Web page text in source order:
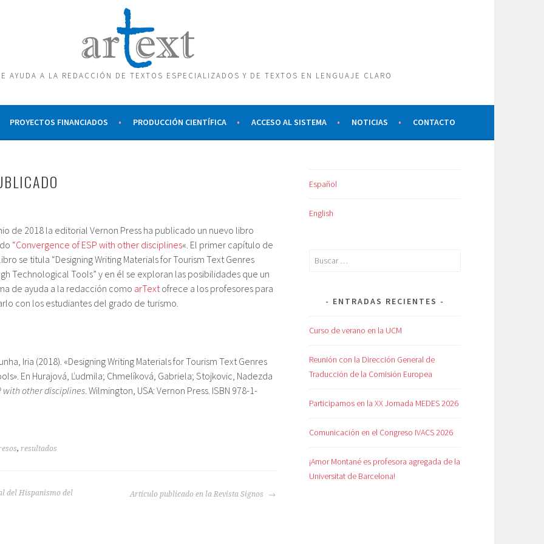
AYUDA A LA REDACCIÓN DE TEXTOS ESPECIALIZADOS Y DE TEXTOS EN LENGUAJE CLARO
PROYECTOS FINANCIADOS PRODUCCIÓN CIENTÍFICA ACCESO AL SISTEMA NOTICIAS CONTACTO
de 2018 la editorial Vernon Press ha publicado un nuevo libro
“Convergence of ESP with other disciplines«. El primer capítulo de
se titula “Designing Writing Materials for Tourism Text Genres
Technological Tools” y en él se exploran las posibilidades que un
de ayuda a la redacción como arTextofrece a los profesores para
con los estudiantes del grado de turismo.
Iria (2018). «Designing Writing Materials for Tourism Text Genres
En Hurajová, Ľudmila; Chmelíková, Gabriela; Stojkovic, Nadezda
with other disciplines. Wilmington, USA: Vernon Press. ISBN 978-1-
, resultados
del Hispanismo del Artículo publicado en la Revista Signos
Español
English
Buscar:
ENTRADAS RECIENTES
Curso de verano en la UCM
Reunión con la Dirección General de
Traducción de la Comisión Europea
Participamos en la XX Jornada MEDES 2026
Comunicación en el Congreso IVACS 2026
¡Amor Montané es profesora agregada de la
Universitat de Barcelona!